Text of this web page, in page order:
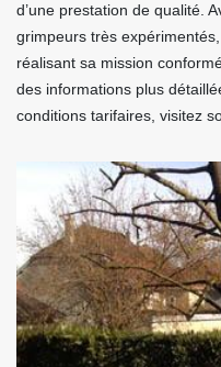
d’une prestation de qualité.
grimpeurs très
réalisant sa mission
des informations plus
conditions tarifaires, visitez